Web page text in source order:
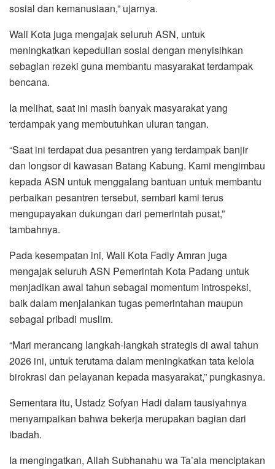
sosial dan kemanusiaan,” ujarnya.
Wali Kota juga mengajak seluruh ASN, untuk
meningkatkan kepedulian sosial dengan menyisihkan
sebagian rezeki guna membantu masyarakat terdampak
bencana.
Ia melihat, saat ini masih banyak masyarakat yang
terdampak yang membutuhkan uluran tangan.
“Saat ini terdapat dua pesantren yang terdampak banjir
dan longsor di kawasan Batang Kabung. Kami mengimbau
kepada ASN untuk menggalang bantuan untuk membantu
perbaikan pesantren tersebut, sembari kami terus
mengupayakan dukungan dari pemerintah pusat,”
tambahnya.
Pada kesempatan ini, Wali Kota Fadly Amran juga
mengajak seluruh ASN Pemerintah Kota Padang untuk
menjadikan awal tahun sebagai momentum introspeksi,
baik dalam menjalankan tugas pemerintahan maupun
sebagai pribadi muslim.
“Mari merancang langkah-langkah strategis di awal tahun
2026 ini, untuk terutama dalam meningkatkan tata kelola
birokrasi dan pelayanan kepada masyarakat,” pungkasnya.
Sementara itu, Ustadz Sofyan Hadi dalam tausiyahnya
menyampaikan bahwa bekerja merupakan bagian dari
ibadah.
Ia mengingatkan, Allah Subhanahu wa Ta’ala menciptakan